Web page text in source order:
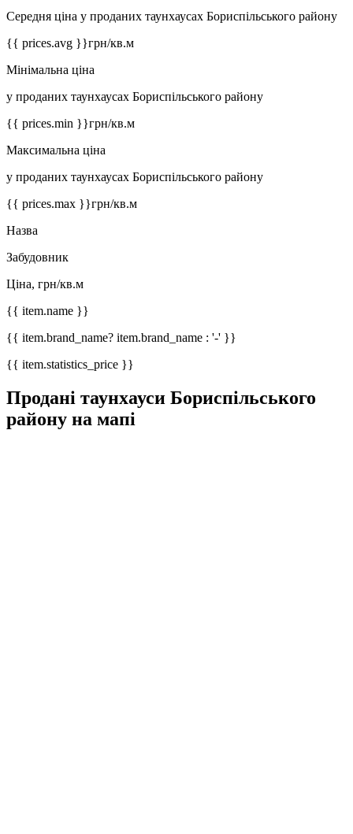
Середня ціна у проданих таунхаусах Бориспільського району
{{ prices.avg }}грн/кв.м
Мінімальна ціна
у проданих таунхаусах Бориспільського району
{{ prices.min }}грн/кв.м
Максимальна ціна
у проданих таунхаусах Бориспільського району
{{ prices.max }}грн/кв.м
Назва
Забудовник
Ціна, грн/кв.м
{{ item.name }}
{{ item.brand_name? item.brand_name : '-' }}
{{ item.statistics_price }}
Продані таунхауси Бориспільського
району на мапі